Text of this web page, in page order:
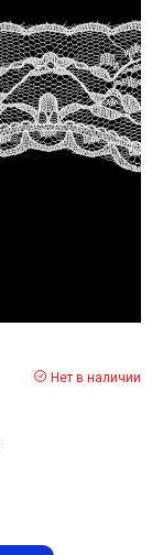
Нет в наличии